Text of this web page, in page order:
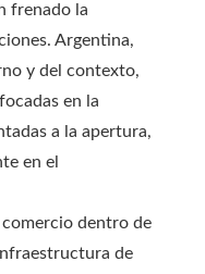
frenado la
Argentina,
y del contexto,
en la
a la apertura,
en el
comercio dentro de
de